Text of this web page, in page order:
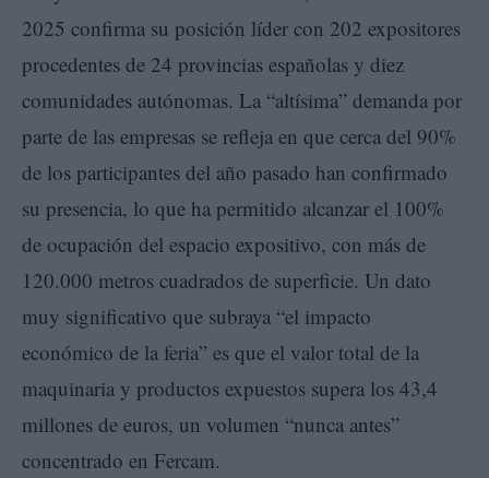
2025 confirma su posición líder con 202 expositores
procedentes de 24 provincias españolas y diez
comunidades autónomas. La “altísima” demanda por
parte de las empresas se refleja en que cerca del 90%
de los participantes del año pasado han confirmado
su presencia, lo que ha permitido alcanzar el 100%
de ocupación del espacio expositivo, con más de
120.000 metros cuadrados de superficie. Un dato
muy significativo que subraya “el impacto
económico de la feria” es que el valor total de la
maquinaria y productos expuestos supera los 43,4
millones de euros, un volumen “nunca antes”
concentrado en Fercam.